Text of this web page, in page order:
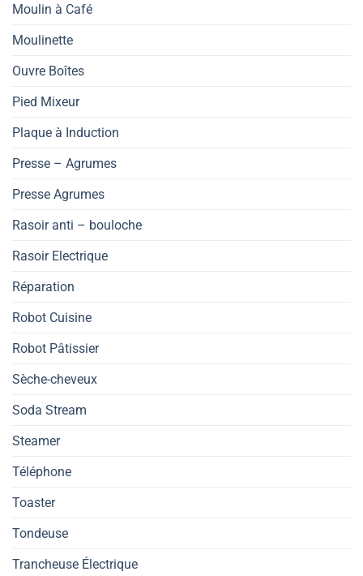
Moulin à Café
Moulinette
Ouvre Boîtes
Pied Mixeur
Plaque à Induction
Presse – Agrumes
Presse Agrumes
Rasoir anti – bouloche
Rasoir Electrique
Réparation
Robot Cuisine
Robot Pâtissier
Sèche-cheveux
Soda Stream
Steamer
Téléphone
Toaster
Tondeuse
Trancheuse Électrique